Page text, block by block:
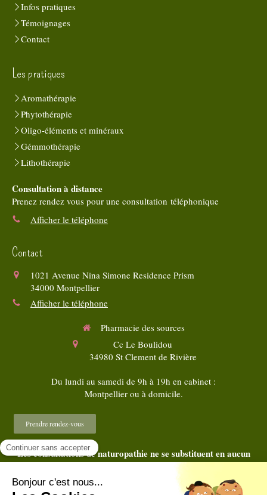
Infos pratiques
Témoignages
Contact
Les pratiques
Aromathérapie
Phytothérapie
Oligo-éléments et minéraux
Gémmothérapie
Lithothérapie
Consultation à distance
Prenez rendez vous pour une consultation téléphonique
Afficher le téléphone
Contact
1021 Avenue Nina Simone Residence Prism
34000 Montpellier
Afficher le téléphone
Pharmacie des sources
Cc Le Boulidou
34980 St Clement de Rivière
Du lundi au samedi de 9h à 19h en cabinet :
Montpellier ou à domicile.
Prendre rendez-vous
Les consultations de naturopathie ne se substituent en aucun
cas au diagnostic et au traitement médical